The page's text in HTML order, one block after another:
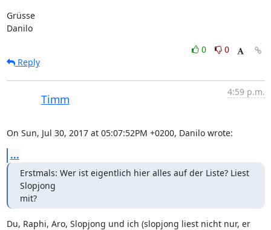
Grüsse
Danilo
0
0
Reply
Timm
4:59 p.m.
On Sun, Jul 30, 2017 at 05:07:52PM +0200, Danilo wrote:
...
Erstmals: Wer ist eigentlich hier alles auf der Liste? Liest
Slopjong
mit?
Du, Raphi, Aro, Slopjong und ich (slopjong liest nicht nur, er